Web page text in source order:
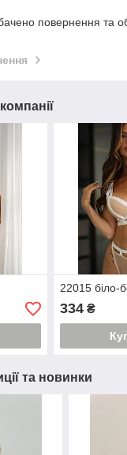
повернення та
22015 біло-
334₴
та новинки